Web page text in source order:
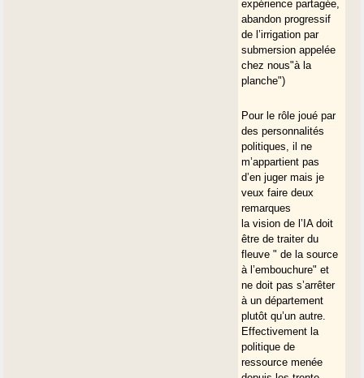
souhaite faire à bientôt 70 ans.
Pour la conclusion je suis d’accord
avec vous lorsque nos décideurs
seront détachés de leur réélection,
insensibles aux modes des bobos
des bureaux d’études peut être que
ce projet pourra aboutir. Mais ce
monde-là n’existe plus ou du moins
on pourra le connaitre qu’à
l’avènement d’un nouveau dictateur à
la tête de la France. Dans l’état ou
à un politique de raisonné a plus de 5
ou 6 ans. Une retenue collinaire il faut
parfois une vie d’homme pour la voir
se réaliser, ce qui n’est pas
l’espérance de vie d’un politique.
expérience partagée,
abandon progressif
de l’irrigation par
submersion appelée
chez nous"à la
planche")
Pour le rôle joué par
des personnalités
politiques, il ne
m’appartient pas
d’en juger mais je
veux faire deux
remarques
la vision de l’IA doit
être de traiter du
fleuve " de la source
à l’embouchure" et
ne doit pas s’arrêter
à un département
plutôt qu’un autre.
Effectivement la
politique de
ressource menée